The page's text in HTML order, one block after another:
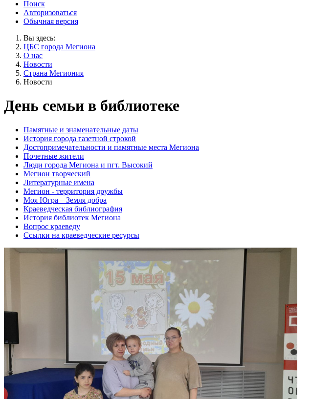
Поиск
Авторизоваться
Обычная версия
Вы здесь:
ЦБС города Мегиона
О нас
Новости
Страна Мегиония
Новости
День семьи в библиотеке
Памятные и знаменательные даты
История города газетной строкой
Достопримечательности и памятные места Мегиона
Почетные жители
Люди города Мегиона и пгт. Высокий
Мегион творческий
Литературные имена
Мегион - территория дружбы
Моя Югра – Земля добра
Краеведческая библиография
История библиотек Мегиона
Вопрос краеведу
Ссылки на краеведческие ресурсы